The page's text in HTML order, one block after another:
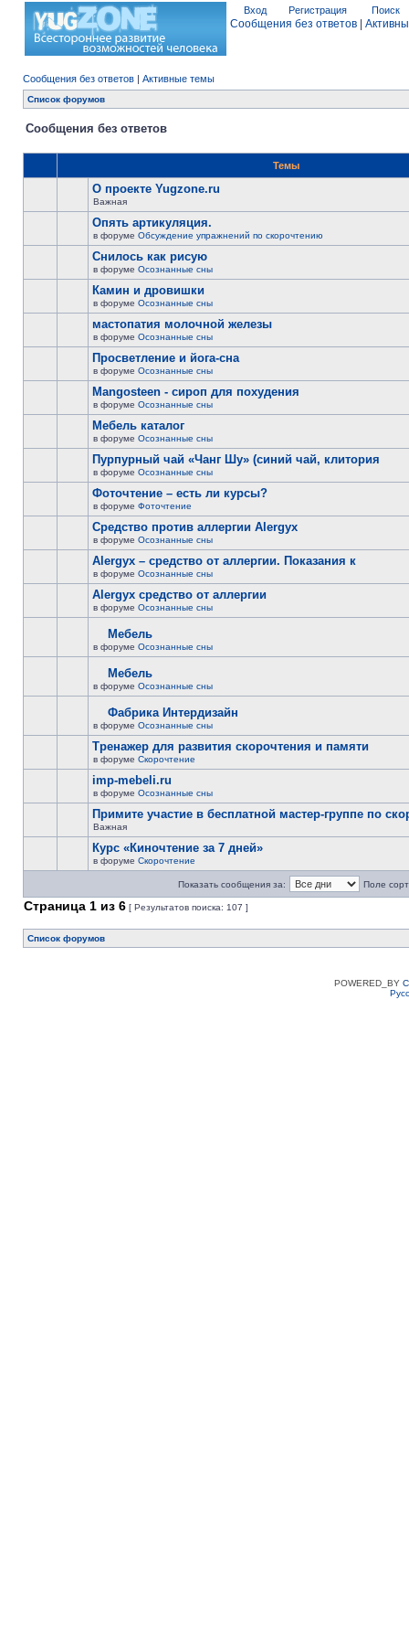
Вход Регистрация Поиск
Сообщения без ответов
Сообщения без ответов | Активные темы
Список форумов
Сообщения без ответов
Темы
О проекте Yugzone.ru
Важная
Опять артикуляция.
в форуме Обсуждение упражнений по скорочтению
Снилось как рисую
в форуме Осознанные сны
Камин и дровишки
в форуме Осознанные сны
мастопатия молочной железы
в форуме Осознанные сны
Просветление и йога-сна
в форуме Осознанные сны
Mangosteen - сироп для похудения
в форуме Осознанные сны
Мебель каталог
в форуме Осознанные сны
Пурпурный чай «Чанг Шу» (синий чай, клитория
в форуме Осознанные сны
Фоточтение – есть ли курсы?
в форуме Фоточтение
Cредство против аллергии Alergyx
в форуме Осознанные сны
Alergyx – средство от аллергии. Показания к
в форуме Осознанные сны
Alergyx средство от аллергии
в форуме Осознанные сны
Мебель
в форуме Осознанные сны
Мебель
в форуме Осознанные сны
Фабрика Интердизайн
в форуме Осознанные сны
Тренажер для развития скорочтения и памяти
в форуме Скорочтение
imp-mebeli.ru
в форуме Осознанные сны
Примите участие в бесплатной мастер-группе по
Важная
Курс «Киночтение за 7 дней»
в форуме Скорочтение
Показать сообщения за: Поле
Страница 1 из 6 [ Результатов поиска: 107 ]
Список форумов
POWERED_BY